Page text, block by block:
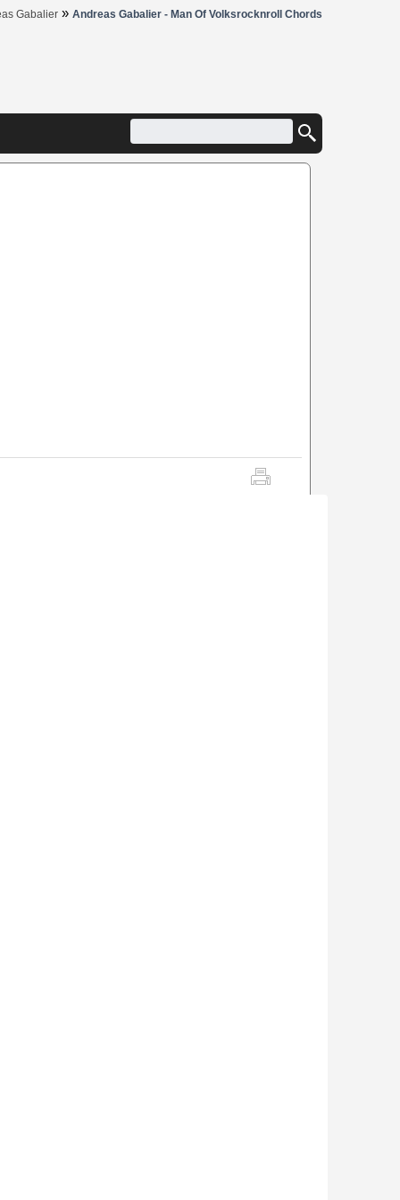
Gabalier » Andreas Gabalier - Man Of Volksrocknroll Chords